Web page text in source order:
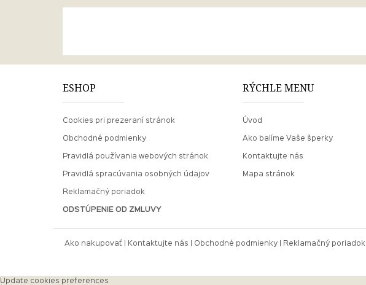
ESHOP
Cookies pri prezeraní stránok
Obchodné podmienky
Pravidlá používania webových stránok
Pravidlá spracúvania osobných údajov
Reklamačný poriadok
ODSTÚPENIE OD ZMLUVY
RÝCHLE MENU
Úvod
Ako balíme Vaše šperky
Kontaktujte nás
Mapa stránok
Ako nakupovať Kontaktujte nás Obchodné podmienky Reklamačný poriadok
Update cookies preferences